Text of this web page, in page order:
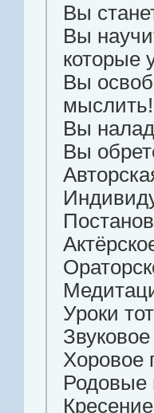
Вы
Вы
которые
Вы
мыслить!
Вы
Вы
Уроки
Хоровое
Родовые